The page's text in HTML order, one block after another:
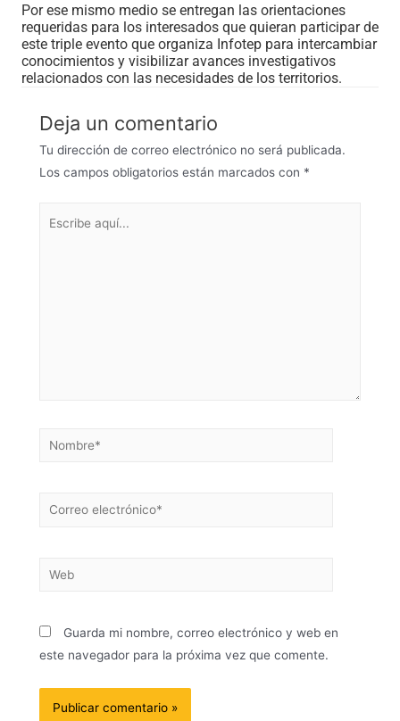
Por ese mismo medio se entregan las orientaciones
requeridas para los interesados que quieran participar de
este triple evento que organiza Infotep para intercambiar
conocimientos y visibilizar avances investigativos
relacionados con las necesidades de los territorios.
Deja un comentario
Tu dirección de correo electrónico no será publicada.
Los campos obligatorios están marcados con *
Guarda mi nombre, correo electrónico y web en
este navegador para la próxima vez que comente.